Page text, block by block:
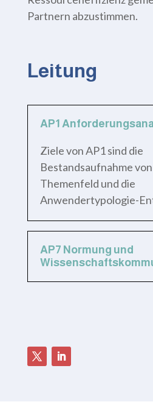
Partnern abzustimmen.
Leitung
AP1
Ziele von AP1 sind die
Bestandsaufnahme
Themenfeld und die
Anwendertypologie-
AP7 Normung und